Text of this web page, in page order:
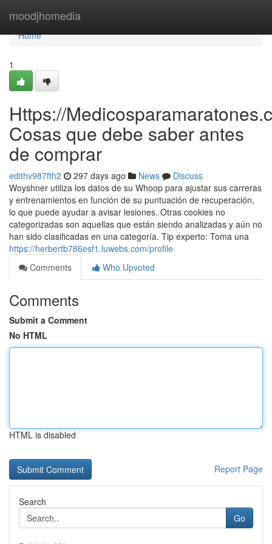
moodjhomedia
Home
Home
1
Https://
Cosas que debe saber antes
de comprar
edithv987fth2 297 days ago News
Discuss
Woyshner utiliza los datos de su Whoop para ajustar sus carreras
y entrenamientos en función de su puntuación de recuperación,
lo que puede ayudar a avisar lesiones. Otras cookies no
categorizadas son aquellas que están siendo analizadas y aún no
han sido clasificadas en una categoría. Tip experto: Toma una
https://herbertb786esf1.luwebs.com/profile
Comments
Who Upvoted
Comments
Submit a Comment
No HTML
HTML is disabled
Report Page
Search
Go